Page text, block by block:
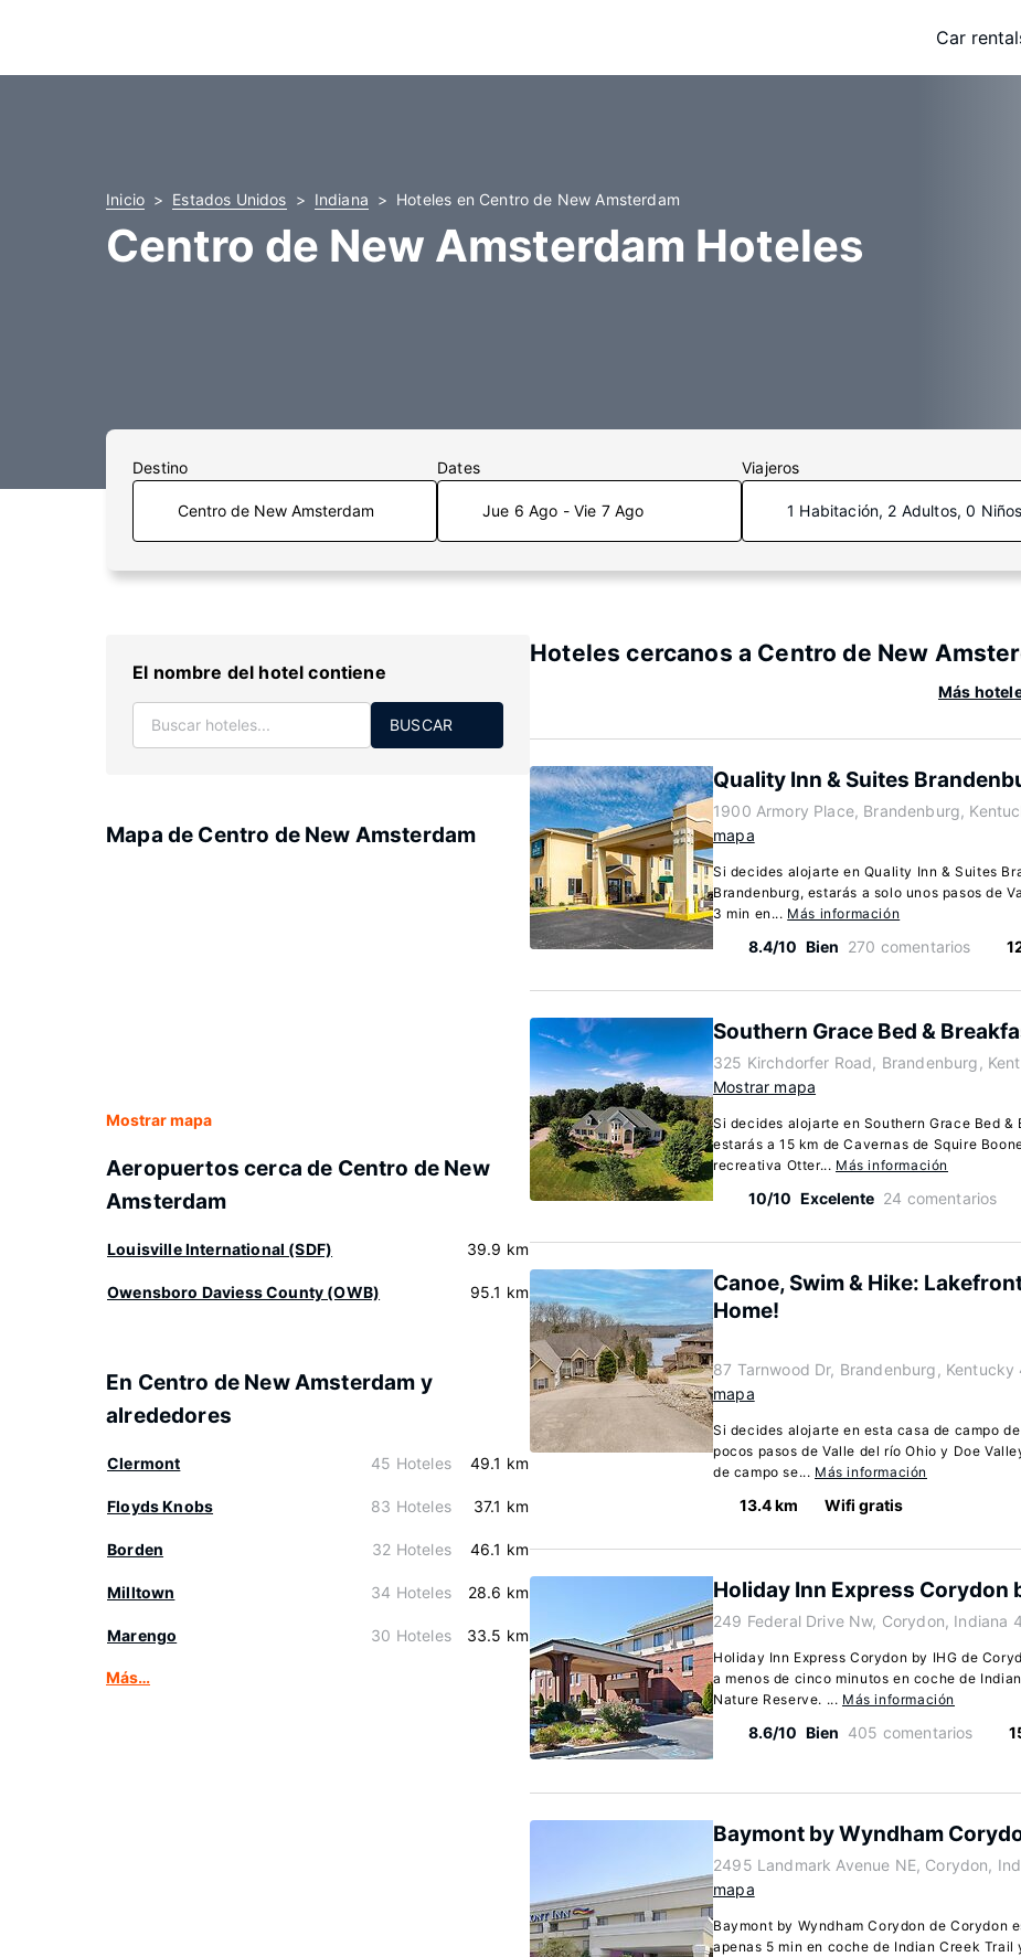
Car
Inicio Estados Unidos Indiana Hoteles en Centro de New Amsterdam
Centro de New Amsterdam Hoteles
Destino Dates
Jue 6 Ago - Vie 7 Ago
Viajeros
1 Habitación, 2 Adultos, 0 Niños
El nombre del hotel contiene
BUSCAR
Mapa de Centro de New Amsterdam
Mostrar mapa
Aeropuertos cerca de Centro de New
Amsterdam
Louisville International (SDF) 39.9 km
Owensboro Daviess County (OWB) 95.1 km
En Centro de New Amsterdam y
alrededores
Clermont 45 Hoteles 49.1 km
Floyds Knobs 83 Hoteles 37.1 km
Borden 32 Hoteles 46.1 km
Milltown 34 Hoteles 28.6 km
Marengo 30 Hoteles 33.5 km
Más…
Hoteles cercanos a Centro de New
Más
Quality Inn & Suites
1900 Armory Place, Brandenburg,
mapa
Si decides alojarte en Quality Inn & Suites
Brandenburg, estarás a solo unos pasos de
3 min en... Más información
8.4/10 Bien 270 comentarios
Southern Grace Bed &
325 Kirchdorfer Road, Brandenburg,
Mostrar mapa
Si decides alojarte en Southern Grace Bed &
estarás a 15 km de Cavernas de Squire
recreativa Otter... Más información
10/10 Excelente 24 comentarios
Canoe, Swim & Hike:
Home!
87 Tarnwood Dr, Brandenburg, Kentucky
mapa
Si decides alojarte en esta casa de campo
pocos pasos de Valle del río Ohio y Doe
de campo se... Más información
13.4 km Wifi gratis
Holiday Inn Express Corydon
249 Federal Drive Nw, Corydon, Indiana
Holiday Inn Express Corydon by IHG de
a menos de cinco minutos en coche de
Nature Reserve. ... Más información
8.6/10 Bien 405 comentarios
Baymont by Wyndham
2495 Landmark Avenue NE, Corydon,
mapa
Baymont by Wyndham Corydon de Corydon
apenas 5 min en coche de Indian Creek Trail